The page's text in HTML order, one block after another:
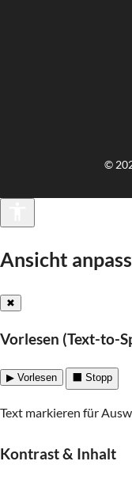
©
Barrierefreiheit
Ansicht
✖
Vorlesen (Text-to-
▶ Vorlesen ⬛ Stopp
Text markieren für
Kontrast & Inhalt